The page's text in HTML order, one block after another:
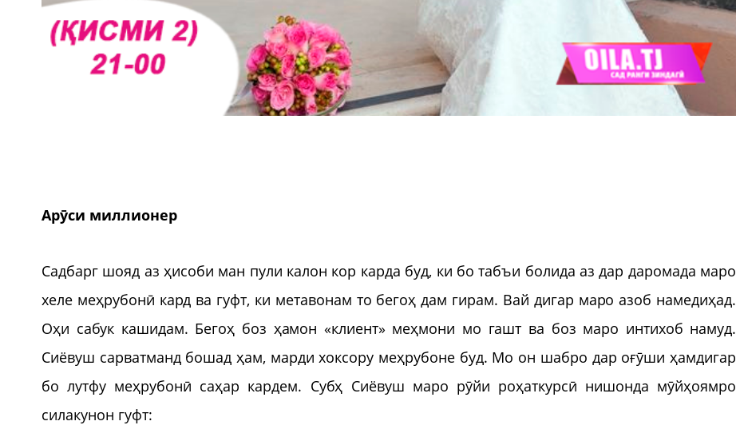
Арӯси миллионер
Садбарг шояд аз ҳисоби ман пули калон кор карда буд, ки бо табъи болида аз дар даромада маро
хеле меҳрубонӣ кард ва гуфт, ки метавонам то бегоҳ дам гирам. Вай дигар маро азоб намедиҳад.
Оҳи сабук кашидам. Бегоҳ боз ҳамон «клиент» меҳмони мо гашт ва боз маро интихоб намуд.
Сиёвуш сарватманд бошад ҳам, марди хоксору меҳрубоне буд. Мо он шабро дар оғӯши ҳамдигар
бо лутфу меҳрубонӣ саҳар кардем. Субҳ Сиёвуш маро рӯйи роҳаткурсӣ нишонда мӯйҳоямро
силакунон гуфт: